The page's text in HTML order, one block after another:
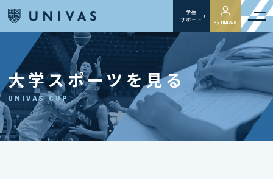
学生
サポート
My UNIVAS
大学スポーツを見る
UNIVAS CUP